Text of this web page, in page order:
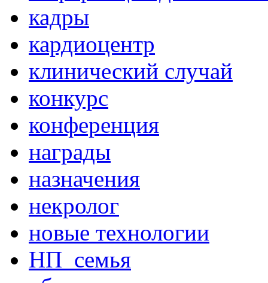
кадры
кардиоцентр
клинический случай
конкурс
конференция
награды
назначения
некролог
новые технологии
НП_семья